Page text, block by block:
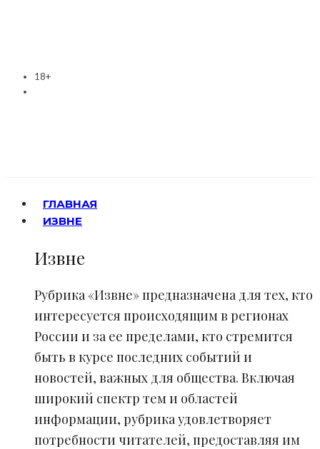
18+
ГЛАВНАЯ
ИЗВНЕ
Извне
Рубрика «Извне» предназначена для тех, кто
интересуется происходящим в регионах
России и за ее пределами, кто стремится
быть в курсе последних событий и
новостей, важных для общества. Включая
широкий спектр тем и областей
информации, рубрика удовлетворяет
потребности читателей, предоставляя им